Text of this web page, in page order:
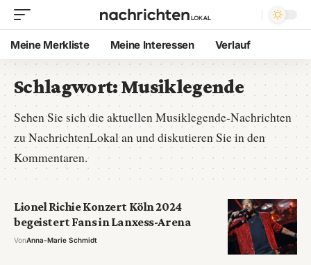
Meine Merkliste Meine Interessen Verlauf
Schlagwort:Musiklegende
Sehen Sie sich die aktuellen Musiklegende-Nachrichten
zu NachrichtenLokal an und diskutieren Sie in den
Kommentaren.
Lionel Richie Konzert Köln 2024
begeistert Fans in Lanxess-Arena
VonAnna-Marie Schmidt